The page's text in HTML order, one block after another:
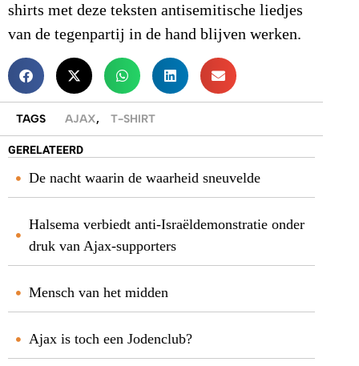
shirts met deze teksten antisemitische liedjes
van de tegenpartij in de hand blijven werken.
TAGS AJAX, T-SHIRT
GERELATEERD
De nacht waarin de waarheid sneuvelde
Halsema verbiedt anti-Israëldemonstratie onder
druk van Ajax-supporters
Mensch van het midden
Ajax is toch een Jodenclub?